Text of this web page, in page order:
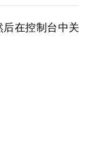
后在控制台中关